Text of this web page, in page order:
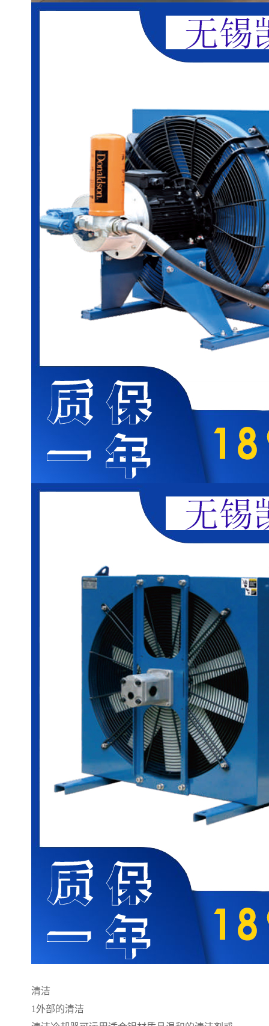
清洁
1外部的清洁